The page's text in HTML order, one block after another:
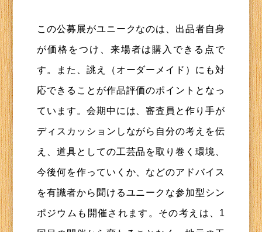
この公募展がユニークなのは、出品者自身
が価格をつけ、来場者は購入できる点で
す。また、誂え（オーダーメイド）にも対
応できることが作品評価のポイントとなっ
ています。会期中には、審査員と作り手が
ディスカッションしながら自分の考えを伝
え、道具としての工芸品を取り巻く環境、
今後何を作っていくか、などのアドバイス
を有識者から聞けるユニークな参加型シン
ポジウムも開催されます。その考えは、1